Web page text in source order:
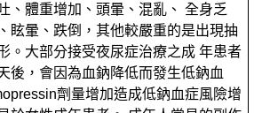
、體重增加、頭暈、混亂、 全身乏
眩暈、跌倒，其他較嚴重的是出現抽
。大部分接受夜尿症治療之成 年患者
後，會因為血鈉降低而發生低鈉血
劑量增加造成低鈉血症風險增